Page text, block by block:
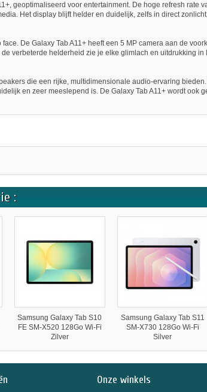
geoptimaliseerd voor entertainment. De hoge refresh
Het display blijft helder en duidelijk, zelfs in direct
De Galaxy Tab A11+ heeft een 5 MP camera aan de
verbeterde helderheid zie je elke glimlach en uitdrukking in
die een rijke, multidimensionale audio-ervaring
en zeer meeslepend is. De Galaxy Tab A11+ wordt ook
:
Samsung Galaxy Tab S10
FE SM-X520 128Go Wi-Fi
Zilver
Samsung Galaxy Tab S11
SM-X730 128Go Wi-Fi
Silver
Onze winkels